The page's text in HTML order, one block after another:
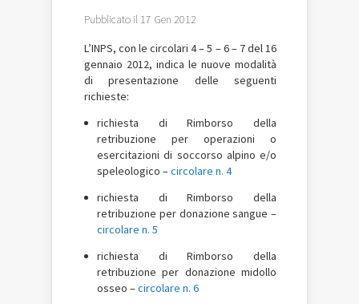
Pubblicato il 17 Gen 2012
L’INPS, con le circolari 4 – 5 – 6 – 7 del 16
gennaio 2012, indica le nuove modalità
di presentazione delle seguenti
richieste:
richiesta di Rimborso della
retribuzione per operazioni o
esercitazioni di soccorso alpino e/o
speleologico –circolare n. 4
richiesta di Rimborso della
retribuzione per donazione sangue –
circolare n. 5
richiesta di Rimborso della
retribuzione per donazione midollo
osseo –circolare n. 6